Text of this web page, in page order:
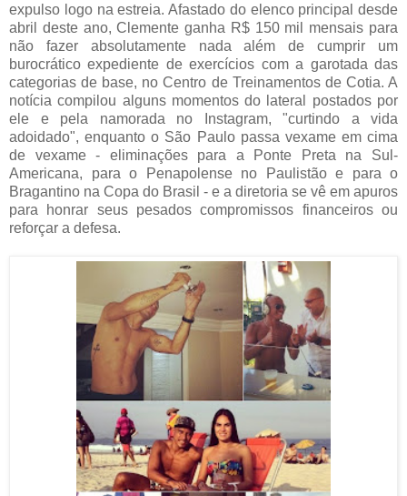
expulso logo na estreia. Afastado do elenco principal desde
abril deste ano, Clemente ganha R$ 150 mil mensais para
não fazer absolutamente nada além de cumprir um
burocrático expediente de exercícios com a garotada das
categorias de base, no Centro de Treinamentos de Cotia. A
notícia compilou alguns momentos do lateral postados por
ele e pela namorada no Instagram, "curtindo a vida
adoidado", enquanto o São Paulo passa vexame em cima
de vexame - eliminações para a Ponte Preta na Sul-
Americana, para o Penapolense no Paulistão e para o
Bragantino na Copa do Brasil - e a diretoria se vê em apuros
para honrar seus pesados compromissos financeiros ou
reforçar a defesa.